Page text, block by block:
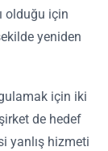
olduğu için
yeniden
için iki
de hedef
yanlış hizmeti